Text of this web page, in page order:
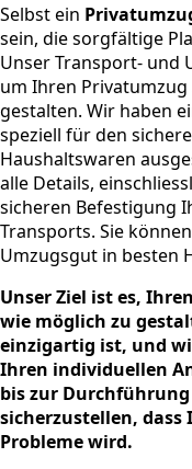
Selbst ein
sein, die sorgfältige
Unser Transport- und
um Ihren
gestalten. Wir haben
speziell für den
Haushaltswaren
alle Details,
sicheren Befestigung
Transports. Sie
Umzugsgut in besten
Unser Ziel ist es,
wie möglich zu
einzigartig ist, und
Ihren individuellen
bis zur
sicherzustellen, dass
Probleme wird.